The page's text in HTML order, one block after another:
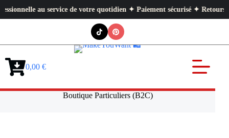
service de votre quotidien ✦ Paiement sécurisé ✦ Retours faciles
Panier0,00 €
Boutique Particuliers (B2C)